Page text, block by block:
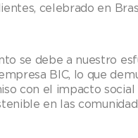
celebrado en
se debe a nuestro
BIC, lo que
con el impacto social
en las